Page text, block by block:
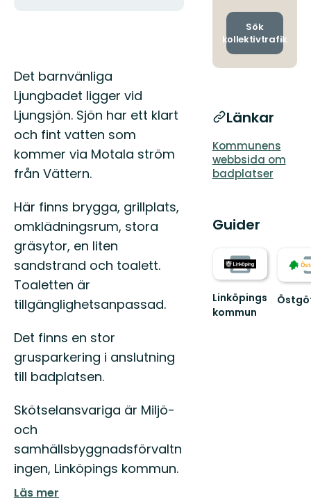
Beskrivning
Det barnvänliga
Ljungbadet ligger vid
Ljungsjön. Sjön har ett klart
och fint vatten som
kommer via Motala ström
från Vättern.
Här finns brygga, grillplats,
omklädningsrum, stora
gräsytor, en liten
sandstrand och toalett.
Toaletten är
tillgänglighetsanpassad.
Det finns en stor
grusparkering i anslutning
till badplatsen.
Skötselansvariga är Miljö-
och
samhällsbyggnadsförvaltn
ingen, Linköpings kommun.
Läs mer
och
Sök
kollektivtrafik
Länkar
Kommunens
webbsida om
badplatser
Guider
Linköpings
kommun